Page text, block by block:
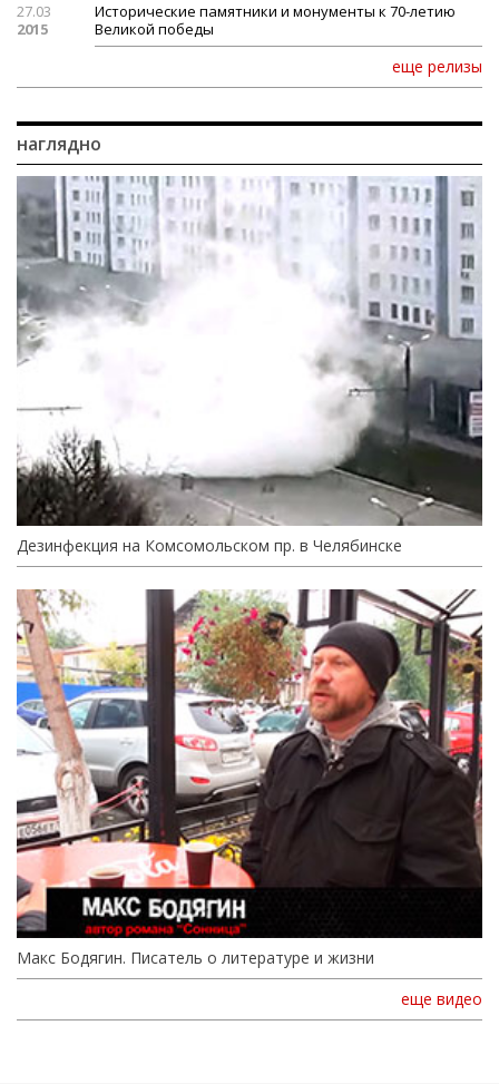
27.03
2015
Исторические памятники и монументы к 70-летию
Великой победы
еще релизы
наглядно
Дезинфекция на Комсомольском пр. в Челябинске
Макс Бодягин. Писатель о литературе и жизни
еще видео